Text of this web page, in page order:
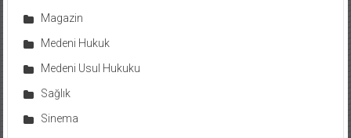
Magazin
Medeni Hukuk
Medeni Usul Hukuku
Sağlık
Sinema